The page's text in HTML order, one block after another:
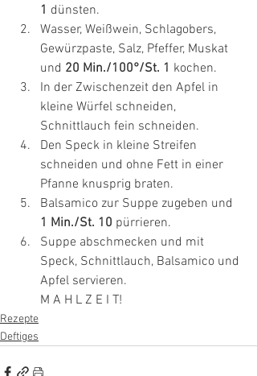
1 dünsten.
Wasser, Weißwein, Schlagobers,
Gewürzpaste, Salz, Pfeffer, Muskat
und 20 Min./100°/St. 1 kochen.
In der Zwischenzeit den Apfel in
kleine Würfel schneiden,
Schnittlauch fein schneiden.
Den Speck in kleine Streifen
schneiden und ohne Fett in einer
Pfanne knusprig braten.
Balsamico zur Suppe zugeben und
1 Min./St. 10 pürrieren.
Suppe abschmecken und mit
Speck, Schnittlauch, Balsamico und
Apfel servieren.
M A H L Z E I T!
Rezepte
Deftiges